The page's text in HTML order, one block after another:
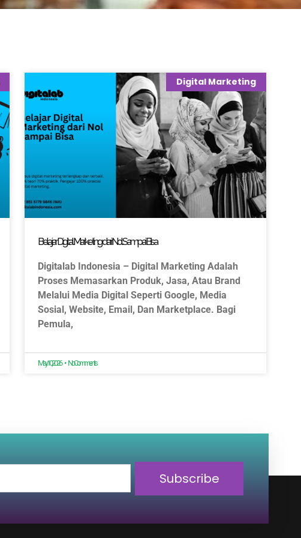
Digital Marketing
Belajar Digital Marketing dari Nol Sampai Bisa
Digitalab Indonesia – Digital Marketing Adalah
Proses Memasarkan Produk, Jasa, Atau Brand
Melalui Media Digital Seperti Google, Media
Sosial, Website, Email, Dan Marketplace. Bagi
Pemula,
May 10, 2026 No Comments
Subscribe